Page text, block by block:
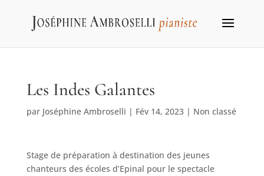
Les Indes Galantes
par Joséphine Ambroselli | Fév 14, 2023| Non classé
Stage de préparation à destination des jeunes
chanteurs des écoles d’Epinal pour le spectacle